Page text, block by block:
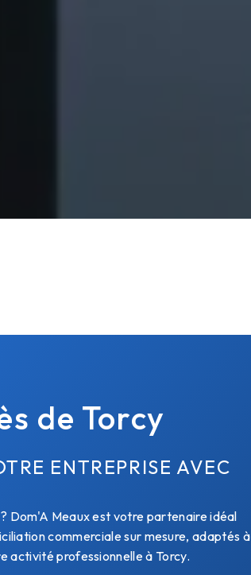
de Torcy
ENTREPRISE AVEC
Dom'A Meaux est votre partenaire idéal
commerciale sur mesure, adaptés à
activité professionnelle à Torcy.